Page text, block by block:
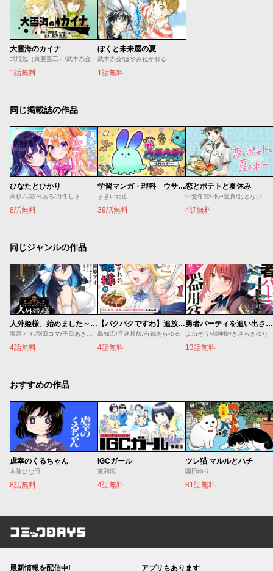
大雪海のカイナ
弐瓶勉（東亜重工）/武本糸会
1話無料
ぼくと未来屋の夏
武本糸会/はやみねかおる
1話無料
同じ掲載誌の作品
ひなたとひかり
高杉六花/べあろ/万冬しま
8話無料
学習マンガ・理科 ウサウサ！
まきいわ山
39話無料
恋とポテトと夏休み
甲斐冬雪/神戸遥真/おとないちあき
4話無料
同じジャンルの作品
人外姫様、始めました～Ｆｒｅｅ Ｌｉｆｅ Ｆａｎｔａｓｙ Ｏｎｌｉｎｅ～
園原アオ/割田コマ/子日あきすず/Ｓｈｅｒｒｙ
4話無料
【パクパクですわ】追放されたお嬢様の『モンスターを食べるほど強くなる』スキルは、１食で１レベルアップする前代未聞の最強スキルでした。３日で人類最強になりましたわ～！
島知宏/音速炒飯/有都あらゆる
4話無料
勇者パーティを追い出された器用貧乏 ～パーティ事情で付与術士をやっていた剣士、万能へと至る～
よねぞう/都神樹/きさらぎゆり
13話無料
おすすめの作品
虐幸のくるちゃん
木陰ひな田
8話無料
IGCガール
東和広
4話無料
ツレ猫 マルルとハチ
園田ゆり
81話無料
コミックDAYS
最新情報を配信中! アプリもあります